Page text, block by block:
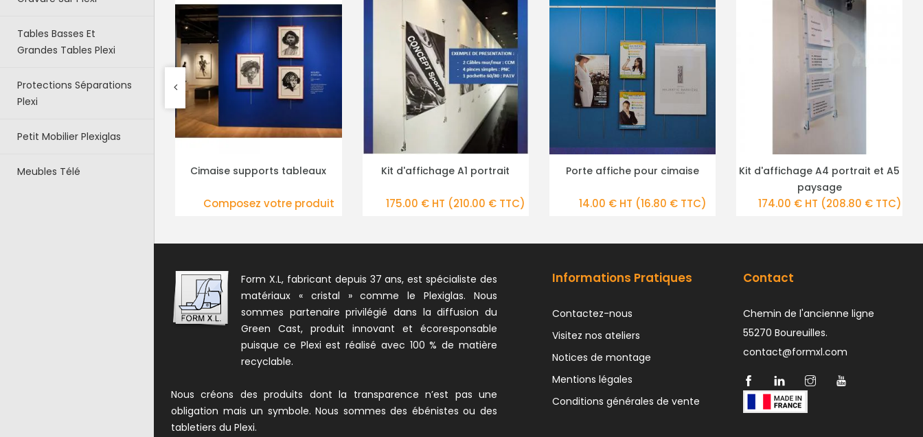
Tables Basses Et
Grandes Tables Plexi
Protections Séparations
Plexi
Petit Mobilier Plexiglas
Meubles Télé
CHOISIR LES ÉLÉMENTS
Cimaise supports tableaux PLUS DE DÉTAILS
Kit d'affichage A1 portrait
175.00 € HT(210.00 € TTC)
PLUS DE DÉTAILS
Porte affiche pour cimaise
14.00 € HT (16.80 € TTC)
PLUS DE DÉTAILS
Kit d'affichage A4 portrait et A5
174.00 € HT (208.80 € TTC)
PLUS DE DÉTAILS
Pochette 21/29,7 vertical
12.00 € HT(14.40 € TTC)
Form X.L, fabricant depuis 37 ans, est spécialiste des
matériaux « cristal » comme le Plexiglas. Nous
sommes partenaire privilégié dans la diffusion du
Green Cast, produit innovant et écoresponsable
puisque ce Plexi est réalisé avec 100 % de matière
recyclable.
Nous créons des produits dont la transparence n’est pas une
obligation mais un symbole. Nous sommes des ébénistes ou des
tabletiers du Plexi.
Informations Pratiques
Contactez-nous
Visitez nos ateliers
Notices de montage
Mentions légales
Conditions générales de vente
Contact
Chemin de l'ancienne ligne
55270 Boureuilles.
contact@formxl.com